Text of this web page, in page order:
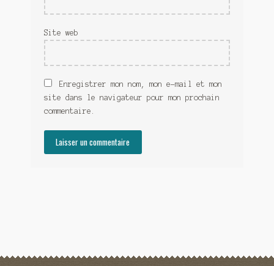
Site web
Enregistrer mon nom, mon e-mail et mon
site dans le navigateur pour mon prochain
commentaire.